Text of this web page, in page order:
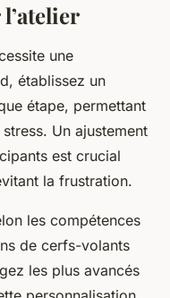
une
établissez un
étape, permettant
Un ajustement
est crucial
la frustration.
les compétences
de cerfs-volants
les plus avancés